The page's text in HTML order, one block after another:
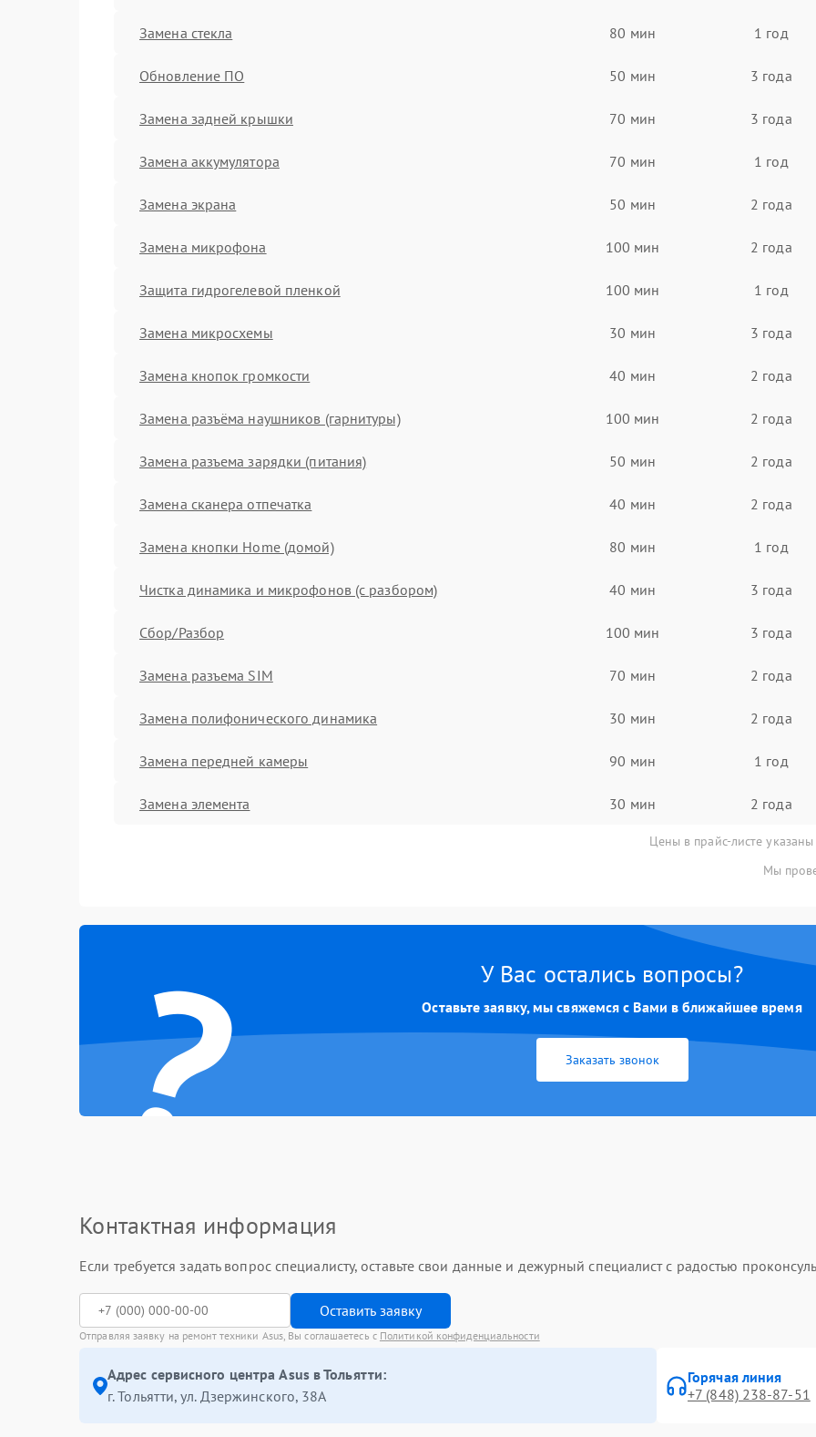
Замена стекла 80 мин 1 год
Обновление ПО 50 мин 3 года
Замена задней крышки 70 мин 3 года
Замена аккумулятора 70 мин 1 год
Замена экрана 50 мин 2 года
Замена микрофона 100 мин 2 года
Защита гидрогелевой пленкой 100 мин 1 год
Замена микросхемы 30 мин 3 года
Замена кнопок громкости 40 мин 2 года
Замена разъёма наушников (гарнитуры) 100 мин 2 года
Замена разъема зарядки (питания) 50 мин 2 года
Замена сканера отпечатка 40 мин 2 года
Замена кнопки Home (домой) 80 мин 1 год
Чистка динамика и микрофонов (с разбором) 40 мин 3 года
Сбор/Разбор 100 мин 3 года
Замена разъема SIM 70 мин 2 года
Замена полифонического динамика 30 мин 2 года
Замена передней камеры 90 мин 1 год
Замена элемента 30 мин 2 года
Цены в прайс-листе
Мы
? У Вас остались вопросы?
Оставьте заявку, мы свяжемся с Вами в ближайшее время
Заказать звонок
Контактная информация
Если требуется задать вопрос специалисту, оставьте свои данные и дежурный специалист с радостью
Оставить заявку
Отправляя заявку на ремонт техники Asus, Вы соглашаетесь с Политикой конфиденциальности
Адрес сервисного центра Asus в Тольятти:
г. Тольятти, ул. Дзержинского, 38А
Горячая линия
+7 (848) 238-87-51